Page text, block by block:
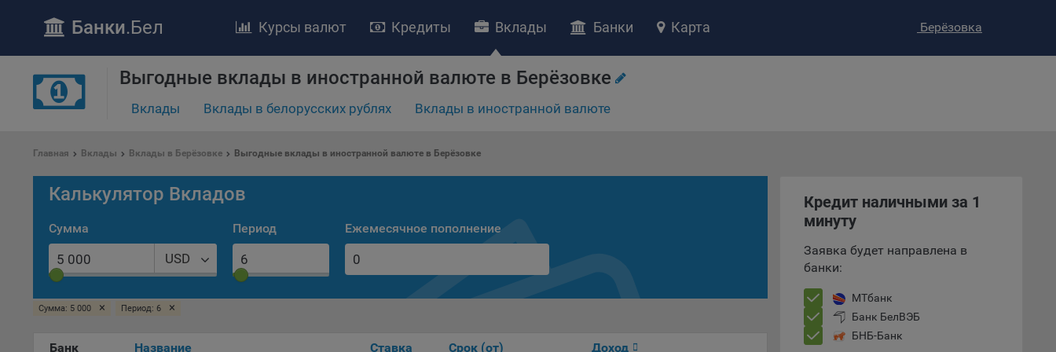
уделяет особое внимание защите персональных данных при их обработке и
Утверждение положения о политике обработки файлов cookie (далее –
осуществляют использование веб-сайта Общества с доменным именем
«bankibel.by», для каких целей и каким образом Общество обрабатывает
компьютера (мобильного устройства) пользователя сайта Общества,
Банки.Бел Берёзовка
Курсы валют Кредиты Вклады Банки Карта
Выгодные вклады в иностранной валюте в Берёзовке
Вклады Вклады в белорусских рублях Вклады в иностранной валюте
Главная Вклады Вклады в Берёзовке Выгодные вклады в иностранной валюте в Берёзовке
Калькулятор Вкладов
Сумма
USD
Период Ежемесячное пополнение
Сумма: 5 000 × Период: 6 ×
Банк Название Ставка Срок (от) Доход
Кредит наличными за 1
минуту
Заявка будет направлена в
банки:
МТбанк
Банк БелВЭБ
БНБ-Банк